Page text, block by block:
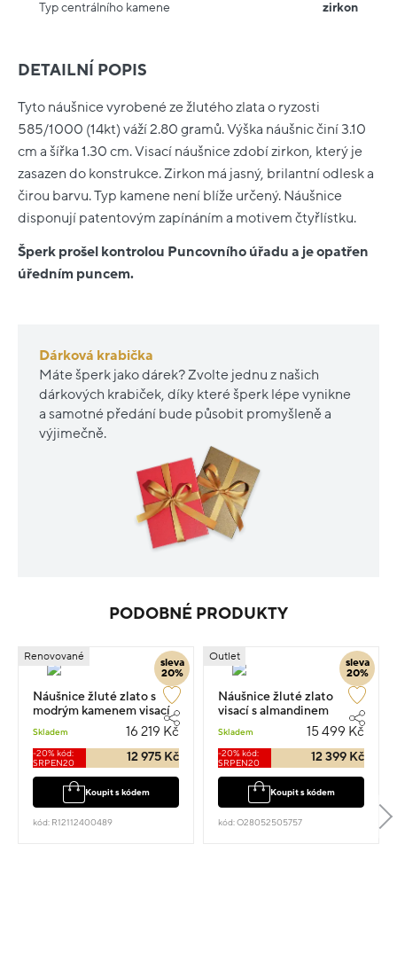
DETAILNÍ POPIS
Tyto náušnice vyrobené ze žlutého zlata o ryzosti
585/1000 (14kt) váží 2.80 gramů. Výška náušnic činí 3.10
cm a šířka 1.30 cm. Visací náušnice zdobí zirkon, který je
zasazen do konstrukce. Zirkon má jasný, brilantní odlesk a
čirou barvu. Typ kamene není blíže určený. Náušnice
disponují patentovým zapínáním a motivem čtyřlístku.
Šperk prošel kontrolou Puncovního úřadu a je opatřen
úředním puncem.
Dárková krabička
Máte šperk jako dárek? Zvolte jednu z našich
dárkových krabiček, díky které šperk lépe vynikne
a samotné předání bude působit promyšleně a
výjimečně.
Typ centrálního kamene zirkon
PODOBNÉ PRODUKTY
sleva
20%
Renovované
Náušnice žluté zlato s
modrým kamenem visací
Skladem 16 219 Kč
-20% kód:
SRPEN20
12 975 Kč
Koupit s kódem
kód: R12112400489
sleva
20%
Outlet
Náušnice žluté zlato
visací s almandinem
osazené zirkony 2cm 4.1g
Skladem 15 499 Kč
-20% kód:
SRPEN20
12 399 Kč
Koupit s kódem
kód: O28052505757